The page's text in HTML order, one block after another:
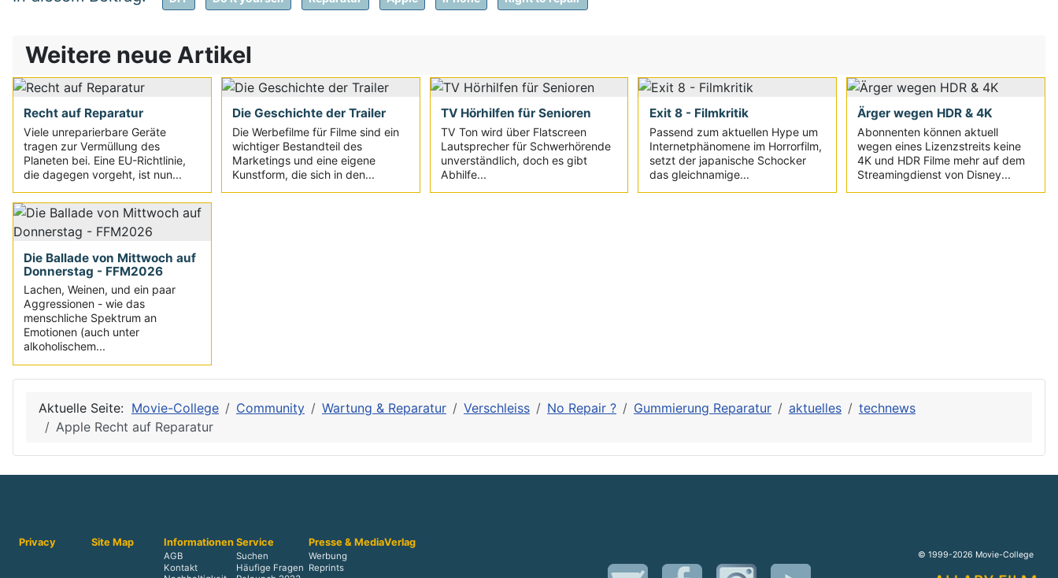
Weitere neue Artikel
Recht auf Reparatur
Viele unreparierbare Geräte
tragen zur Vermüllung des
Planeten bei. Eine EU-Richtlinie,
die dagegen vorgeht, ist nun...
Die Geschichte der Trailer
Die Werbefilme für Filme sind ein
wichtiger Bestandteil des
Marketings und eine eigene
Kunstform, die sich in den...
TV Hörhilfen für Senioren
TV Ton wird über Flatscreen
Lautsprecher für Schwerhörende
unverständlich, doch es gibt
Abhilfe...
Exit 8 - Filmkritik
Passend zum aktuellen Hype um
Internetphänomene im Horrorfilm,
setzt der japanische Schocker
das gleichnamige...
Ärger wegen HDR & 4K
Abonnenten können aktuell
wegen eines Lizenzstreits keine
4K und HDR Filme mehr auf dem
Streamingdienst von Disney...
Die Ballade von Mittwoch auf
Donnerstag - FFM2026
Lachen, Weinen, und ein paar
Aggressionen - wie das
menschliche Spektrum an
Emotionen (auch unter
alkoholischem...
Aktuelle Seite: Movie-College Community Wartung & Reparatur Verschleiss No Repair ? Gummierung Reparatur aktuelles
technews
Apple Recht auf Reparatur
Privacy Site Map Informationen
AGB
Kontakt
Service
Suchen
Häufige Fragen
Presse & Media
Werbung
Reprints
Verlag
© 1999-2026 Movie-College